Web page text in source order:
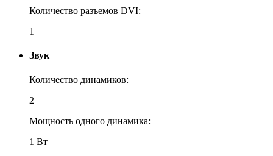
Количество разъемов DVI:
1
Звук
Количество динамиков:
2
Мощность одного динамика:
1 Вт